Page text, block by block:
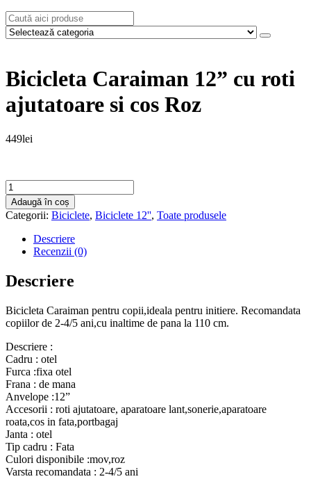
Bicicleta Caraiman 12” cu roti
ajutatoare si cos Roz
449lei
Cantitate
Bicicleta
Caraiman
12''
ajutatoare
si
cos
Adaugă în coș
Categorii: Biciclete, Biciclete 12'', Toate produsele
Descriere
Recenzii (0)
Descriere
Bicicleta Caraiman pentru copii,ideala pentru initiere. Recomandata
copiilor de 2-4/5 ani,cu inaltime de pana la 110 cm.
Descriere :
Cadru : otel
Furca :fixa otel
Frana : de mana
Anvelope :12”
Accesorii : roti ajutatoare, aparatoare lant,sonerie,aparatoare
roata,cos in fata,portbagaj
Janta : otel
Tip cadru : Fata
Culori disponibile :mov,roz
Varsta recomandata : 2-4/5 ani